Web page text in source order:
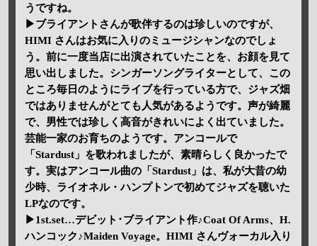
うですね。
▶ブライアントさんが歌伴するのは珍しいのですが、
HIMI さんはお気に入りのミュージシャンなのでしょ
う。前に一度当店に出演されていたことを、お顔を見て
思い出しました。シンガーソングライターとして、この
ところ毎日のようにライブを行っている方で、ジャズ畑
ではありませんがとても人気があるようです。声が綺麗
で、男性では珍しく高音がきれいによく出ていました。
芸能一家のお育ちのようです。アンコールで
「Stardust」を歌われましたが、素晴らしく良かったで
す。実はアンコール曲の「Stardust」は、私が大昔の幼
少時、ライオネル・ハンプトンで初めてジャズを聴いた
LPなのです。
▶1st.set…デビット･ブライアント作♪Coat Of Arms、H.
ハンコック♪Maiden Voyage。HIMI さんヴォーカル入り